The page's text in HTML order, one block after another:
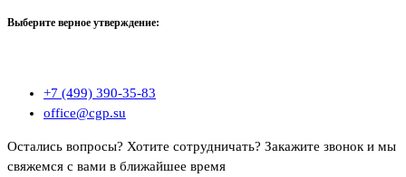
Выберите верное утверждение:
+7 (499) 390-35-83
office@cgp.su
Остались вопросы? Хотите сотрудничать? Закажите звонок и мы
свяжемся с вами в ближайшее время